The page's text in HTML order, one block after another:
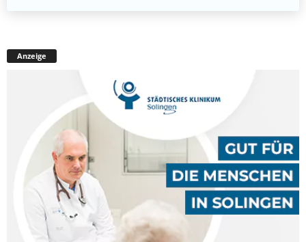
Anzeige